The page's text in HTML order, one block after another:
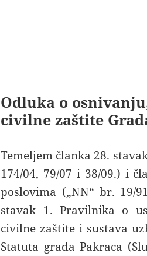
Odluka o
civilne zaštite
Temeljem članka 28.
174/04, 79/07 i 38/09.) i
poslovima („NN“ br. 19/
stavak 1. Pravilnika o
civilne zaštite i sustava
Statuta grada Pakraca